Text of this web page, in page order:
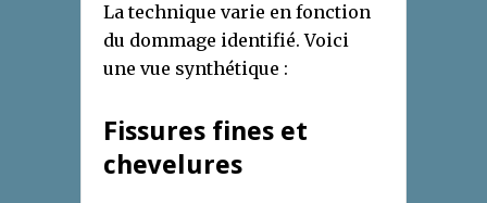
La technique varie en fonction
du dommage identifié. Voici
une vue synthétique :
Fissures fines et
chevelures